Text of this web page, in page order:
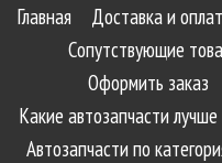
Главная Доставка и
Сопутствующие
Оформить заказ
Какие автозапчасти
Автозапчасти по